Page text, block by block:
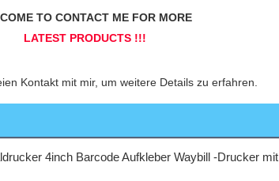
4inch Barcode Aufkleber Waybill -Drucker mit